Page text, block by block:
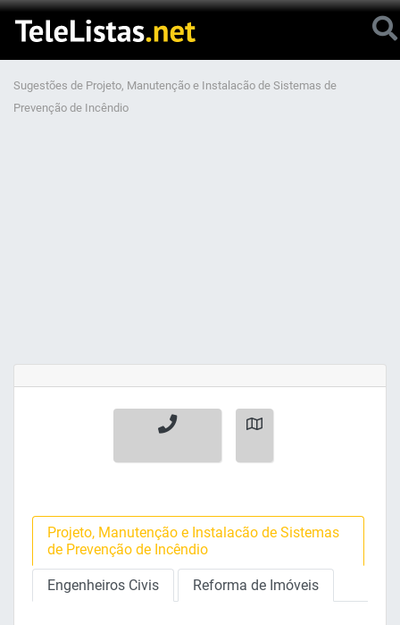
Sugestões de Projeto, Manutenção e Instalacão de Sistemas de
Prevenção de Incêndio
Projeto, Manutenção e Instalacão de Sistemas
de Prevenção de Incêndio
Engenheiros Civis Reforma de Imóveis